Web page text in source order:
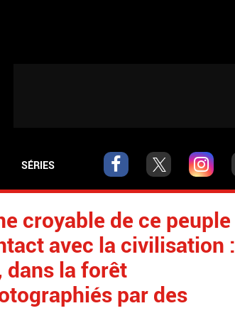
SÉRIES
croyable de ce peuple
avec la civilisation :
dans la forêt
par des